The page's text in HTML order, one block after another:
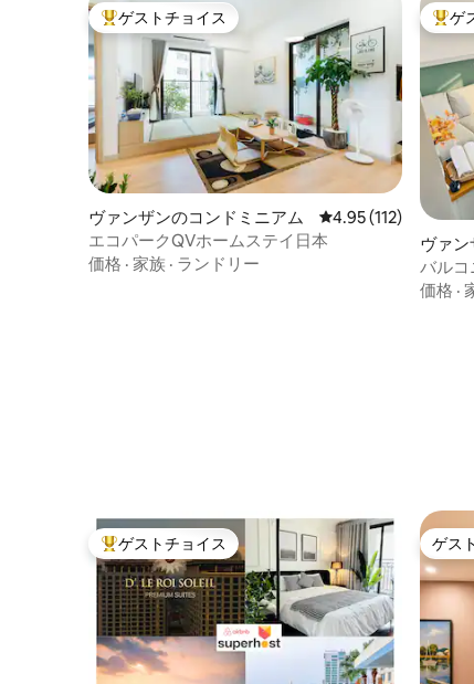
大好評のゲストチョイスです。
ゲストチョイス
ヴァンザンのコンドミニアム レビュー112件、5
4.95 (112)
エコパークQVホームステイ日本
価格 · 家族 · ランドリー
大好
ゲ
ヴァ
バルコ
ワンル
価格 ·
大好評のゲストチョイスです。
ゲストチョイス ゲス
ゲス